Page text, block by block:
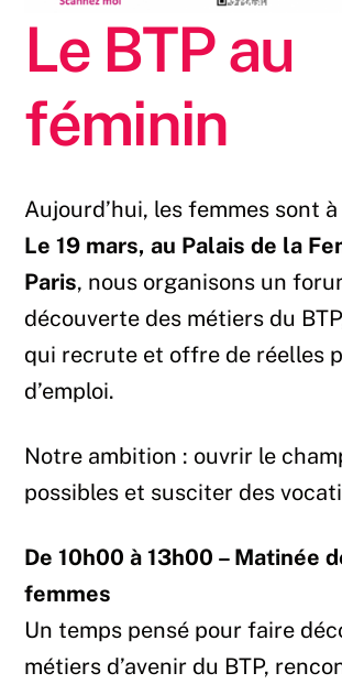
Le BTP au
féminin
Aujourd’hui, les femmes sont à
Le 19 mars, au Palais de la
Paris, nous organisons un
découverte des métiers du
qui recrute et offre de réelles
d’emploi.
Notre ambition : ouvrir le
possibles et susciter des
De 10h00 à 13h00 – Matinée
femmes
Un temps pensé pour faire
métiers d’avenir du BTP,